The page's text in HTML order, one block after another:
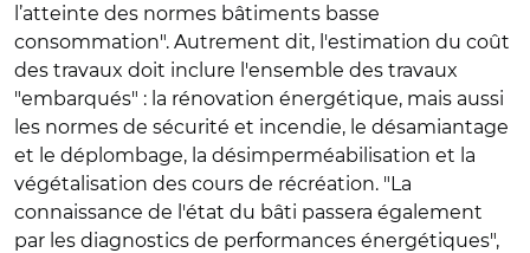
l’atteinte des normes bâtiments basse
consommation". Autrement dit, l'estimation du coût
des travaux doit inclure l'ensemble des travaux
"embarqués" : la rénovation énergétique, mais aussi
les normes de sécurité et incendie, le désamiantage
et le déplombage, la désimperméabilisation et la
végétalisation des cours de récréation. "La
connaissance de l'état du bâti passera également
par les diagnostics de performances énergétiques",